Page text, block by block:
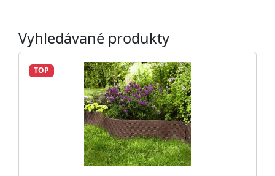
Vyhledávané produkty
TOP